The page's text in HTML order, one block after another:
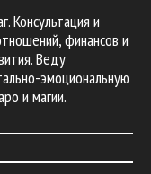
Консультация и
финансов и
Веду
эмоциональную
и магии.